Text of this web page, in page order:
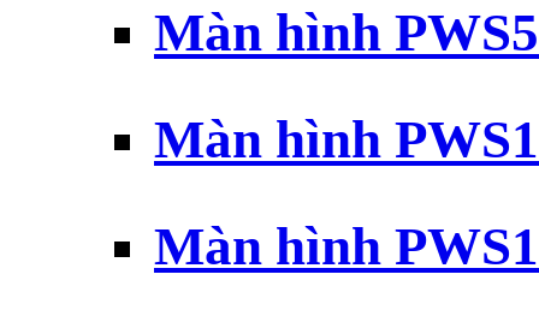
Màn hình
Màn hình
Màn hình